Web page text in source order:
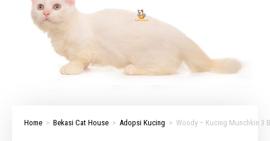
Home > Bekasi Cat House > Adopsi Kucing > Woody – Kucing Munchkin 3